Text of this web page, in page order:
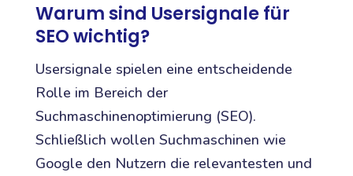
Warum sind Usersignale für
SEO wichtig?
Usersignale spielen eine entscheidende
Rolle im Bereich der
Suchmaschinenoptimierung (SEO).
Schließlich wollen Suchmaschinen wie
Google den Nutzern die relevantesten und